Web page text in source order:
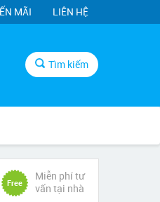
MÃI LIÊN HỆ
Tìm kiếm
Free
Miễn phí tư
vấn tại nhà